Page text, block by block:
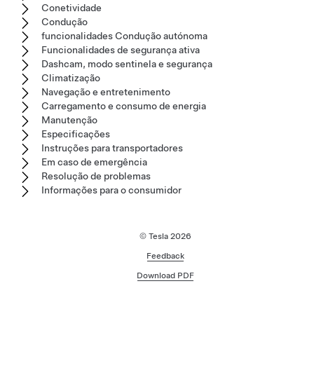
Conetividade
Condução
funcionalidades Condução autónoma
Funcionalidades de segurança ativa
Dashcam, modo sentinela e segurança
Climatização
Navegação e entretenimento
Carregamento e consumo de energia
Manutenção
Especificações
Instruções para transportadores
Em caso de emergência
Resolução de problemas
Informações para o consumidor
© Tesla 2026
Feedback
Download PDF